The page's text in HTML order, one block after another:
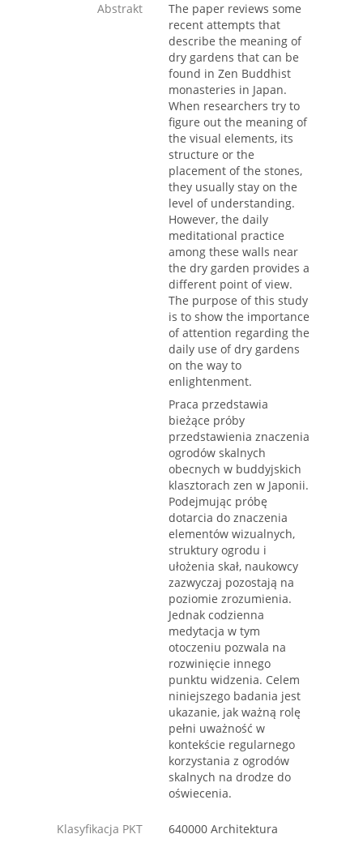
Abstrakt
The paper reviews some
recent attempts that
describe the meaning of
dry gardens that can be
found in Zen Buddhist
monasteries in Japan.
When researchers try to
figure out the meaning of
the visual elements, its
structure or the
placement of the stones,
they usually stay on the
level of understanding.
However, the daily
meditational practice
among these walls near
the dry garden provides a
different point of view.
The purpose of this study
is to show the importance
of attention regarding the
daily use of dry gardens
on the way to
enlightenment.
Praca przedstawia
bieżące próby
przedstawienia znaczenia
ogrodów skalnych
obecnych w buddyjskich
klasztorach zen w Japonii.
Podejmując próbę
dotarcia do znaczenia
elementów wizualnych,
struktury ogrodu i
ułożenia skał, naukowcy
zazwyczaj pozostają na
poziomie zrozumienia.
Jednak codzienna
medytacja w tym
otoczeniu pozwala na
rozwinięcie innego
punktu widzenia. Celem
niniejszego badania jest
ukazanie, jak ważną rolę
pełni uważność w
kontekście regularnego
korzystania z ogrodów
skalnych na drodze do
oświecenia.
Klasyfikacja PKT
640000 Architektura